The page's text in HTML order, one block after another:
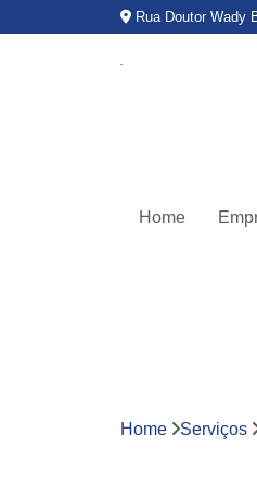
Rua Doutor Wady
Home
Home Serviços